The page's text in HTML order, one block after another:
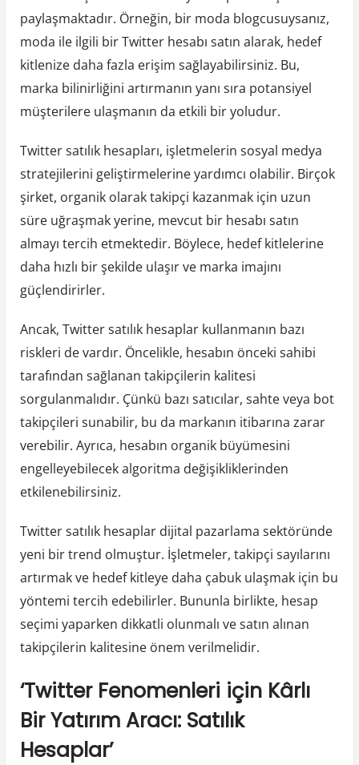
paylaşmaktadır. Örneğin, bir moda blogcusuysanız,
moda ile ilgili bir Twitter hesabı satın alarak, hedef
kitlenize daha fazla erişim sağlayabilirsiniz. Bu,
marka bilinirliğini artırmanın yanı sıra potansiyel
müşterilere ulaşmanın da etkili bir yoludur.
Twitter satılık hesapları, işletmelerin sosyal medya
stratejilerini geliştirmelerine yardımcı olabilir. Birçok
şirket, organik olarak takipçi kazanmak için uzun
süre uğraşmak yerine, mevcut bir hesabı satın
almayı tercih etmektedir. Böylece, hedef kitlelerine
daha hızlı bir şekilde ulaşır ve marka imajını
güçlendirirler.
Ancak, Twitter satılık hesaplar kullanmanın bazı
riskleri de vardır. Öncelikle, hesabın önceki sahibi
tarafından sağlanan takipçilerin kalitesi
sorgulanmalıdır. Çünkü bazı satıcılar, sahte veya bot
takipçileri sunabilir, bu da markanın itibarına zarar
verebilir. Ayrıca, hesabın organik büyümesini
engelleyebilecek algoritma değişikliklerinden
etkilenebilirsiniz.
Twitter satılık hesaplar dijital pazarlama sektöründe
yeni bir trend olmuştur. İşletmeler, takipçi sayılarını
artırmak ve hedef kitleye daha çabuk ulaşmak için bu
yöntemi tercih edebilirler. Bununla birlikte, hesap
seçimi yaparken dikkatli olunmalı ve satın alınan
takipçilerin kalitesine önem verilmelidir.
‘Twitter Fenomenleri için Kârlı
Bir Yatırım Aracı: Satılık
Hesaplar’